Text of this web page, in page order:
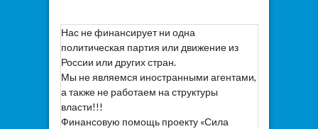
Нас не финансирует ни одна
политическая партия или движение из
России или других стран.
Мы не являемся иностранными агентами,
а также не работаем на структуры
власти!!!
Финансовую помощь проекту «Сила